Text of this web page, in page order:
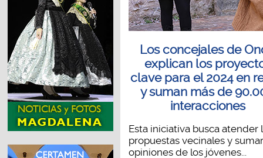
Los concejales de
explican los
clave para el 2024 en
y suman más de
interacciones
Esta iniciativa busca atender
propuestas vecinales y
opiniones de los jóvenes...